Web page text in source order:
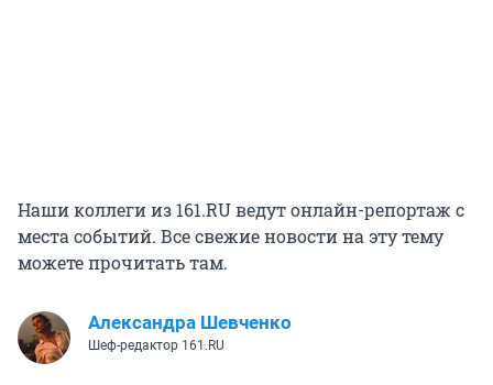
Наши коллеги из 161.RU ведут онлайн-репортаж с
места событий. Все свежие новости на эту тему
можете прочитать там.
Александра Шевченко
Шеф-редактор 161.RU